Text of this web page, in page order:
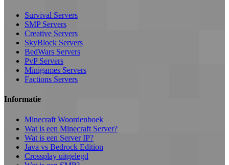
Survival Servers
SMP Servers
Creative Servers
SkyBlock Servers
BedWars Servers
PvP Servers
Minigames Servers
Factions Servers
Informatie
Minecraft Woordenboek
Wat is een Minecraft Server?
Wat is een Server IP?
Java vs Bedrock Edition
Crossplay uitgelegd